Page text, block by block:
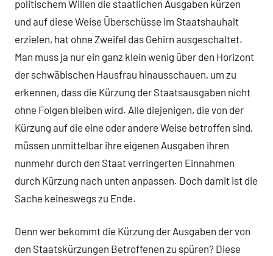
politischem Willen die staatlichen Ausgaben kürzen
und auf diese Weise Überschüsse im Staatshauhalt
erzielen, hat ohne Zweifel das Gehirn ausgeschaltet.
Man muss ja nur ein ganz klein wenig über den Horizont
der schwäbischen Hausfrau hinausschauen, um zu
erkennen, dass die Kürzung der Staatsausgaben nicht
ohne Folgen bleiben wird. Alle diejenigen, die von der
Kürzung auf die eine oder andere Weise betroffen sind,
müssen unmittelbar ihre eigenen Ausgaben ihren
nunmehr durch den Staat verringerten Einnahmen
durch Kürzung nach unten anpassen. Doch damit ist die
Sache keineswegs zu Ende.
Denn wer bekommt die Kürzung der Ausgaben der von
den Staatskürzungen Betroffenen zu spüren? Diese